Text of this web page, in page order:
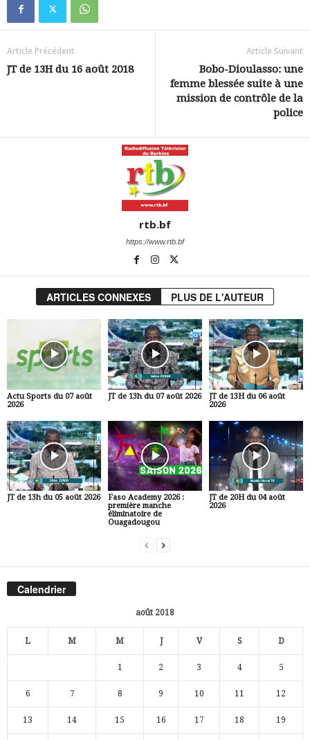
Article Précédent
JT de 13H du 16 août 2018
Article Suivant
Bobo-Dioulasso: une
femme blessée suite à une
mission de contrôle de la
police
rtb.bf
https://www.rtb.bf
ARTICLES CONNEXES PLUS DE L'AUTEUR
Actu Sports du 07 août
2026
JT de 13h du 07 août 2026
JT de 13H du 06 août
2026
JT de 13h du 05 août 2026
Faso Academy 2026 :
première manche
éliminatoire de
Ouagadougou
JT de 20H du 04 août
2026
Calendrier
août 2018
L M M J V S D
1 2 3 4 5
6 7 8 9 10 11 12
13 14 15 16 17 18 19